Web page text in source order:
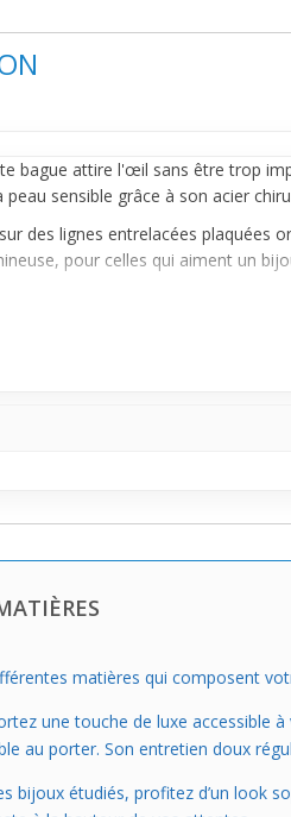
bague attire l'œil sans être trop
peau sensible grâce à son acier
des lignes entrelacées plaquées
pour celles qui aiment un
pensée pour les peaux sensibles,
matières qui composent
une touche de luxe accessible
au porter. Son entretien doux
bijoux étudiés, profitez d’un look